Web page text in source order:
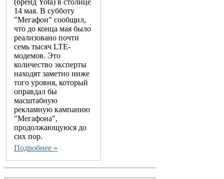
(бренд Yota) в столице
14 мая. В субботу
"Мегафон" сообщил,
что до конца мая было
реализовано почти
семь тысяч LTE-
модемов. Это
количество эксперты
находят заметно ниже
того уровня, который
оправдал бы
масштабную
рекламную кампанию
"Мегафона",
продолжающуюся до
сих пор.
Подробнее »